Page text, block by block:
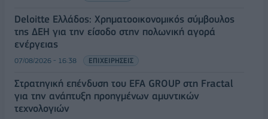
Deloitte Ελλάδος: Χρηματοοικονομικός σύμβουλος
της ΔΕΗ για την είσοδο στην πολωνική αγορά
ενέργειας
07/08/2026 - 16:38 ΕΠΙΧΕΙΡΗΣΕΙΣ
Στρατηγική επένδυση του EFA GROUP στη Fractal
για την ανάπτυξη προηγμένων αμυντικών
τεχνολογιών